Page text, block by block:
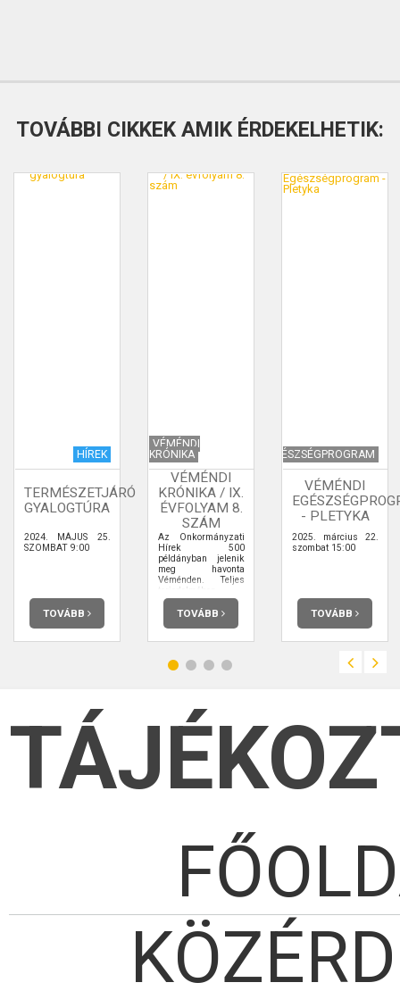
TOVÁBBI CIKKEK AMIK ÉRDEKELHETIK:
HÍREK
TERMÉSZETJÁRÓ
GYALOGTÚRA
2024. MÁJUS 25.
SZOMBAT 9:00
TOVÁBB
VÉMÉNDI
KRÓNIKA
VÉMÉNDI
KRÓNIKA / IX.
ÉVFOLYAM 8.
SZÁM
Az Önkormányzati
Hírek 500
példányban jelenik
meg havonta
Véménden. Teljes
terjedelmében
elolvashatja.
TOVÁBB
EGÉSZSÉGPROGRAM
VÉMÉNDI
- PLETYKA
2025. március 22.
szombat 15:00
TOVÁBB